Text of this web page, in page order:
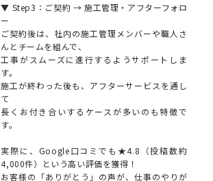
▼ Step3：ご契約 → 施工管理・アフターフォロ
ー
ご契約後は、社内の施工管理メンバーや職人さ
んとチームを組んで、
工事がスムーズに進行するようサポートしま
す。
施工が終わった後も、アフターサービスを通し
て
長くお付き合いするケースが多いのも特徴で
す。
実際に、Google口コミでも★4.8（投稿数約
4,000件）という高い評価を獲得！
お客様の「ありがとう」の声が、仕事のやりが